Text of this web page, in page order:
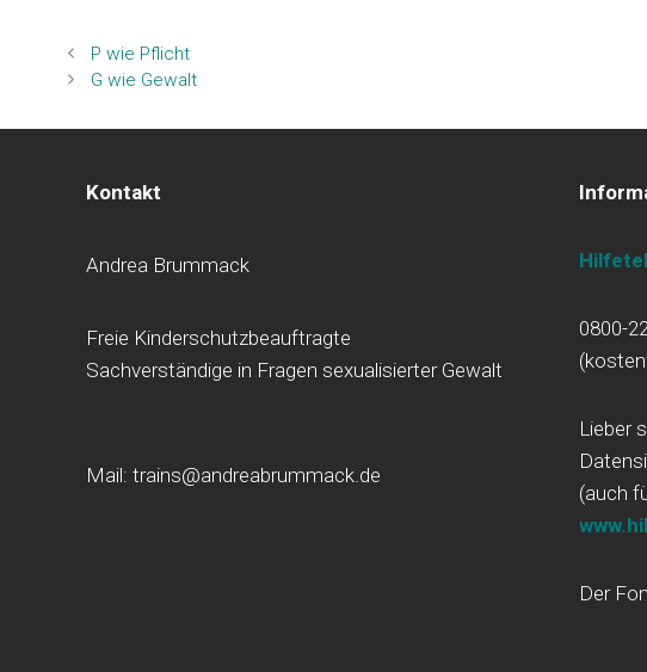
P wie Pflicht
G wie Gewalt
Kontakt
Andrea Brummack
Freie Kinderschutzbeauftragte
Sachverständige in Fragen sexualisierter Gewalt
Mail: trains@andreabrummack.de
0800-
Lieber
(auch
Der